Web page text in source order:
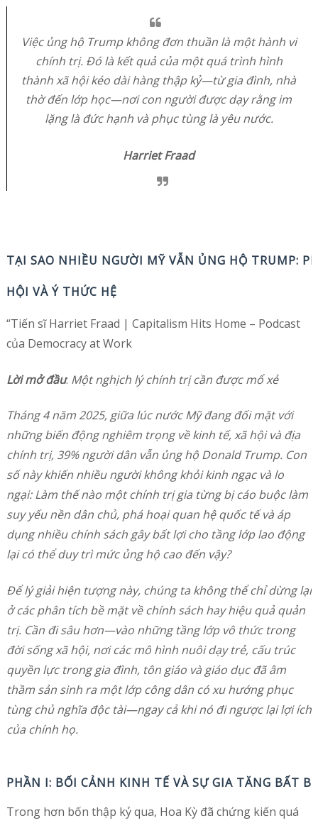
Việc ủng hộ Trump không đơn thuần là một hành vi
chính trị. Đó là kết quả của một quá trình hình
thành xã hội kéo dài hàng thập kỷ—từ gia đình, nhà
thờ đến lớp học—nơi con người được dạy rằng im
lặng là đức hạnh và phục tùng là yêu nước.
Harriet Fraad
TẠI SAO NHIỀU NGƯỜI MỸ VẪN ỦNG HỘ TRUMP:
HỘI VÀ Ý THỨC HỆ
“Tiến sĩ Harriet Fraad | Capitalism Hits Home – Podcast
của Democracy at Work
Lời mở đầu: Một nghịch lý chính trị cần được mổ xẻ
Tháng 4 năm 2025, giữa lúc nước Mỹ đang đối mặt với
những biến động nghiêm trọng về kinh tế, xã hội và địa
chính trị, 39% người dân vẫn ủng hộ Donald Trump. Con
số này khiến nhiều người không khỏi kinh ngạc và lo
ngại: Làm thế nào một chính trị gia từng bị cáo buộc làm
suy yếu nền dân chủ, phá hoại quan hệ quốc tế và áp
dụng nhiều chính sách gây bất lợi cho tầng lớp lao động
lại có thể duy trì mức ủng hộ cao đến vậy?
Để lý giải hiện tượng này, chúng ta không thể chỉ dừng lại
ở các phân tích bề mặt về chính sách hay hiệu quả quản
trị. Cần đi sâu hơn—vào những tầng lớp vô thức trong
đời sống xã hội, nơi các mô hình nuôi dạy trẻ, cấu trúc
quyền lực trong gia đình, tôn giáo và giáo dục đã âm
thầm sản sinh ra một lớp công dân có xu hướng phục
tùng chủ nghĩa độc tài—ngay cả khi nó đi ngược lại lợi ích
của chính họ.
PHẦN I: BỐI CẢNH KINH TẾ VÀ SỰ GIA TĂNG BẤT
Trong hơn bốn thập kỷ qua, Hoa Kỳ đã chứng kiến quá